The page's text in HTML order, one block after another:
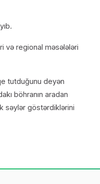
və regional məsələləri
tutduğunu deyən
böhranın aradan
səylər göstərdiklərini